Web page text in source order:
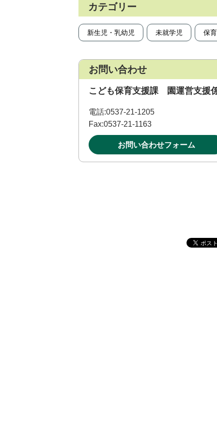
カテゴリー
新生児・乳幼児 未就学児 保
お問い合わせ
こども保育支援課 園運営支援
電話:0537-21-1205
Fax:0537-21-1163
お問い合わせフォーム